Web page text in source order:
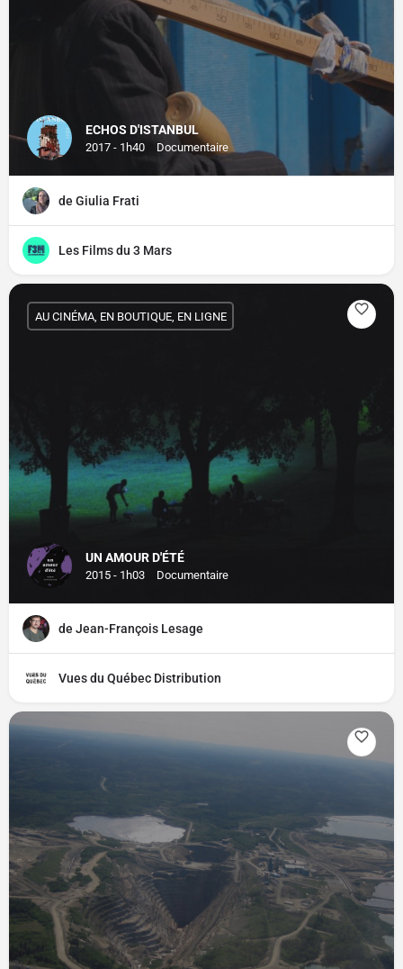
ECHOS D'ISTANBUL
2017 - 1h40 Documentaire
de Giulia Frati
Les Films du 3 Mars
UN AMOUR D'ÉTÉ
2015 - 1h03 Documentaire
AU CINÉMA, EN BOUTIQUE, EN LIGNE
de Jean-François Lesage
Vues du Québec Distribution